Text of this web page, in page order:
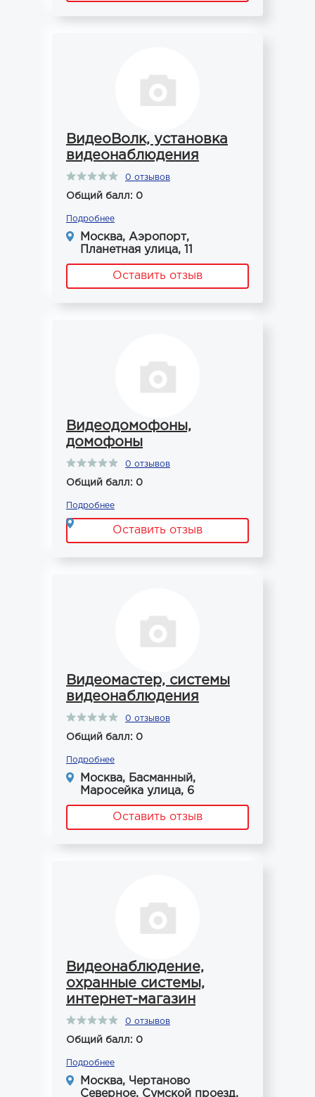
ВидеоВолк, установка
видеонаблюдения
0 отзывов
Общий балл: 0
Подробнее
Москва, Аэропорт,
Планетная улица, 11
Оставить отзыв
Видеодомофоны,
домофоны
0 отзывов
Общий балл: 0
Подробнее
Оставить отзыв
Видеомастер, системы
видеонаблюдения
0 отзывов
Общий балл: 0
Подробнее
Москва, Басманный,
Маросейка улица, 6
Оставить отзыв
Видеонаблюдение,
охранные системы,
интернет-магазин
0 отзывов
Общий балл: 0
Подробнее
Москва, Чертаново
Северное, Сумской проезд,